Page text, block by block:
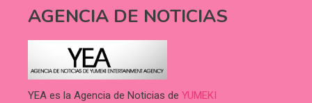
AGENCIA DE NOTICIAS
YEA es la Agencia de Noticias de YUMEKI